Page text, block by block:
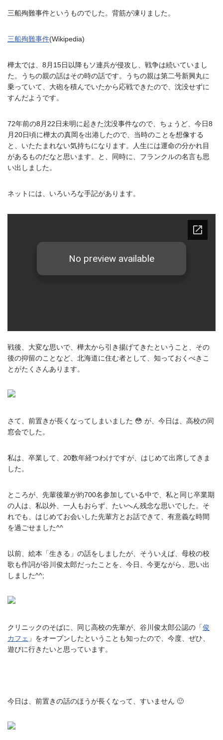
三船殉難事件というものでした。背筋が凍りました。
三船殉難事件(Wikipedia)
樺太では、8月15日以降もソ連兵が侵攻し、戦争は続いていまし
た。うちの親の話はその時の話です。うちの親は第二号新興丸に
乗っていて、大砲を積んでいたから応戦できたので、沈没せずに
すんだようです。
72年前の8月22日未明に起きた沈没事件なので、ちょうど、今日8
月20日頃に樺太の真岡を出港したので、当時のことを想像する
と、いたたまれない気持ちになります。人生には運命の分かれ目
があるものだなと思います。と、同時に、フランクルの名言も思
い出しました。
ネットには、いろいろな手記があります。
戦後、大変な思いで、樺太から引き揚げてきたということ、その
後の抑留のことなど、北海道に住む者として、知っておくべきこ
とがたくさんあります。
さて、前置きが長くなってしまいました 😳 が、今日は、高校の同
窓会でした。
私は、卒業して、20数年経つわけですが、はじめて出席してきま
した。
ところが、先輩後輩が約700名参加している中で、私と同じ卒業期
の人は、私以外、一人もおらず、たいへん残念な思いでした。そ
れでも、はじめてお会いした先輩方とお話できて、有意義な時間
を過ごせました^^
以前、絵本「生きる」の話をしましたが、そういえば、母校の校
歌も作詞が谷川俊太郎だったことを、今日、今更ながら、思い出
しました^^;
クリニックのそばに、同じ高校の先輩が、谷川俊太郎公認の「俊
カフェ 」をオープンしたということも知ったので、今度、ぜひ、
遊びに行きたいと思っています。
今日は、前置きの話のほうが長くなって、すいません 🙂